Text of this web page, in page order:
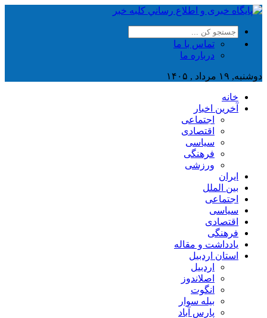
تماس با ما
درباره ما
دوشنبه, ۱۹ مرداد , ۱۴۰۵
خانه
آخرین اخبار
اجتماعی
اقتصادی
سیاسی
فرهنگی
ورزشی
ایران
بین الملل
اجتماعی
سیاسی
اقتصادی
فرهنگی
یادداشت و مقاله
استان اردبیل
اردبیل
اصلاندوز
انگوت
بیله سوار
پارس آباد